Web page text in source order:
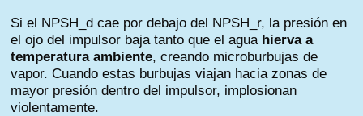
Si el NPSH_d cae por debajo del NPSH_r, la presión en
el ojo del impulsor baja tanto que el agua hierva a
temperatura ambiente, creando microburbujas de
vapor. Cuando estas burbujas viajan hacia zonas de
mayor presión dentro del impulsor, implosionan
violentamente.